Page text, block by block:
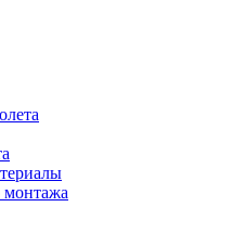
монтажа